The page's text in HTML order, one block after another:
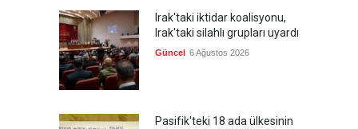
Irak'taki iktidar koalisyonu,
Irak'taki silahlı grupları uyardı
Güncel 6 Ağustos 2026
Pasifik'teki 18 ada ülkesinin